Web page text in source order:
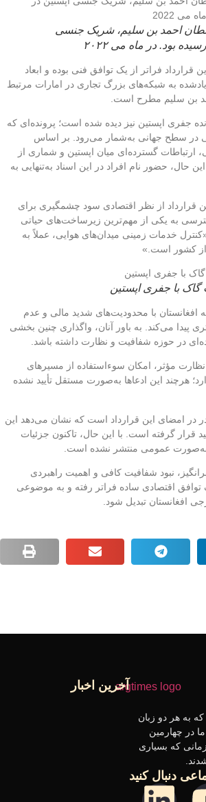
احمد بن سلیم، شریک جنسی
بود. در ماه می ۲۰۲۲
فراتر از یک توافق فنی بوده و ابعاد
به شبکه‌های بزرگ تجاری در امارات مرتبط
بن سلیم مطرح است.
جفری اپستین نیز دیده شده است؛ پرونده‌ای که
در سطح جهانی به‌شمار می‌رود. بر اساس
گسترده‌ای میان اپستین و شماری از
حال، حضور نام افراد در این اسناد به‌تنهایی به
قرارداد از نظر اقتصادی سود چشمگیری برای
به یکی از مهم‌ترین زیرساخت‌های حیاتی
خدمات زمینی میدان‌های هوایی، عملاً به
از کشور است.»
با جفری اپستین
با محدودیت‌های شدید مالی و عدم
پیدا می‌کند. به باور آنان، واگذاری چنین بخشی
در حوزه شفافیت و نظارت داشته باشد.
مؤثر، امکان سوءاستفاده از مسیرهای
هرچند این ادعاها به‌صورت مستقل تأیید نشده
در امضای این قرارداد است که نشان می‌دهد این
قرار گرفته است. با این حال، تاکنون جزئیات
به‌صورت عمومی منتشر نشده است.
نبود شفافیت کافی و اهمیت راهبردی
توافق اقتصادی ساده فراتر رفته و به موضوعی
افغانستان تبدیل شود.
به هر دو زبان
در چهارمین
که بسیاری
دنبال کنید
آخرین اخبار